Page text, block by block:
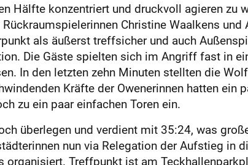
Hälfte konzentriert und druckvoll agieren zu
Christine Waalkens
als äußerst treffsicher und auch
Die Gäste spielten sich im Angriff fast in
In den letzten zehn Minuten stellten die
Kräfte der Owenerinnen hatten ein
zu ein paar einfachen Toren ein.
überlegen und verdient mit 35:24, was
nun via Relegation der Aufstieg in
Treffpunkt ist am